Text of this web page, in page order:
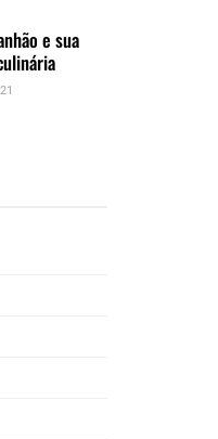
e sua